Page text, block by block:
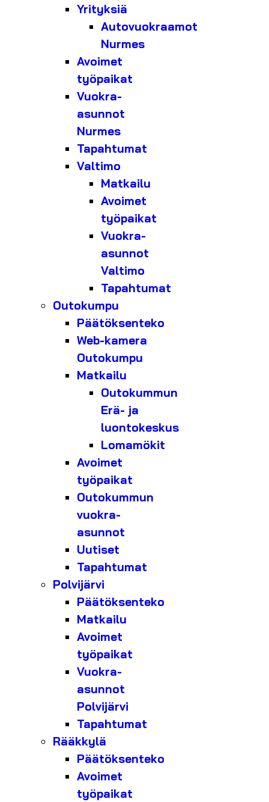
Yrityksiä
Autovuokraamot
Nurmes
Avoimet
työpaikat
Vuokra-
asunnot
Nurmes
Tapahtumat
Valtimo
Matkailu
Avoimet
työpaikat
Vuokra-
asunnot
Valtimo
Tapahtumat
Outokumpu
Päätöksenteko
Web-kamera
Outokumpu
Matkailu
Outokummun
Erä- ja
luontokeskus
Lomamökit
Avoimet
työpaikat
Outokummun
vuokra-
asunnot
Uutiset
Tapahtumat
Polvijärvi
Päätöksenteko
Matkailu
Avoimet
työpaikat
Vuokra-
asunnot
Polvijärvi
Tapahtumat
Rääkkylä
Päätöksenteko
Avoimet
työpaikat